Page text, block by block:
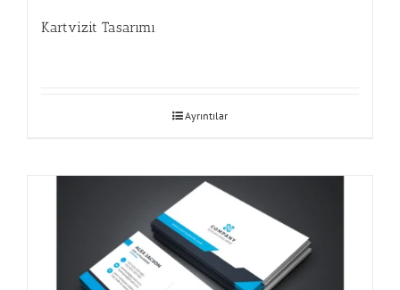
Kartvizit Tasarımı
Ayrıntılar